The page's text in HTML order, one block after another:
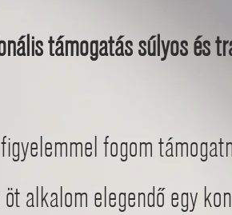
támogatás súlyos és
fogom
alkalom elegendő egy